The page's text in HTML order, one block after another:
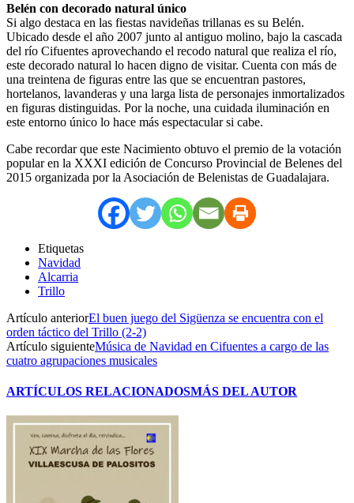
Belén con decorado natural único
Si algo destaca en las fiestas navideñas trillanas es su Belén.
Ubicado desde el año 2007 junto al antiguo molino, bajo la cascada
del río Cifuentes aprovechando el recodo natural que realiza el río,
este decorado natural lo hacen digno de visitar. Cuenta con más de
una treintena de figuras entre las que se encuentran pastores,
hortelanos, lavanderas y una larga lista de personajes inmortalizados
en figuras distinguidas. Por la noche, una cuidada iluminación en
este entorno único lo hace más espectacular si cabe.
Cabe recordar que este Nacimiento obtuvo el premio de la votación
popular en la XXXI edición de Concurso Provincial de Belenes del
2015 organizada por la Asociación de Belenistas de Guadalajara.
Etiquetas
Navidad
Alcarria
Trillo
Artículo anteriorEl buen juego del Sigüenza se encuentra con el
orden táctico del Trillo (2-2)
Artículo siguienteMúsica de Navidad en Cifuentes a cargo de las
cuatro agrupaciones musicales
ARTÍCULOS RELACIONADOSMÁS DEL AUTOR